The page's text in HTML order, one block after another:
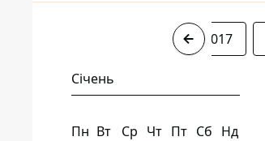
2017
Січень
Пн Вт Ср Чт Пт Сб Нд